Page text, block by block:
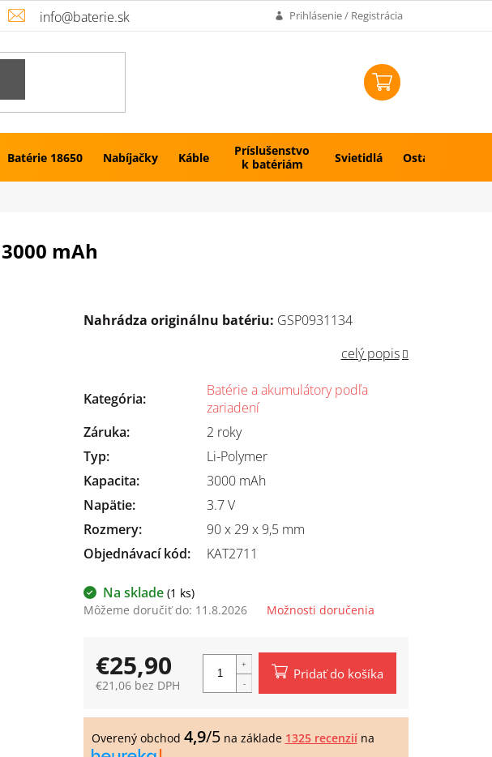
info@baterie.sk Prihlásenie / Registrácia
Batérie 18650 Nabíjačky Káble
Príslušenstvo
k batériám
Svietidlá Ostatné
mAh
Na sklade (1 ks)
Môžeme doručiť do: 11.8.2026 Možnosti doručenia
Nahrádza originálnu batériu: GSP0931134
celý popis
Kategória:
Batérie a akumulátory podľa
zariadení
Záruka:
2 roky
Typ:
Li-Polymer
Kapacita:
3000 mAh
Napätie:
3.7 V
Rozmery:
90 x 29 x 9,5 mm
Objednávací kód:
KAT2711
€25,90
€21,06 bez DPH
cena:
Pridať do košíka
Overený obchod 4,9/5na základe 1325 recenziína